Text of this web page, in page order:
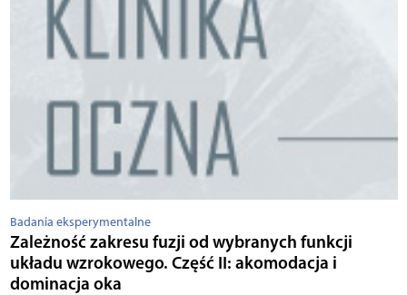
Badania eksperymentalne
Zależność zakresu fuzji od wybranych funkcji
układu wzrokowego. Część II: akomodacja i
dominacja oka